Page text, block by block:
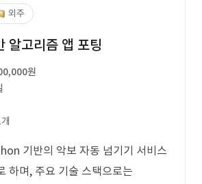
외주
고리즘 앱 포팅
원
기반의 악보 자동 넘기기 서비스
하며, 주요 기술 스택으로는